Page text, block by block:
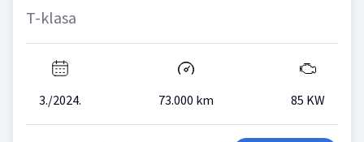
T-klasa
3./2024. 73.000 km 85 KW